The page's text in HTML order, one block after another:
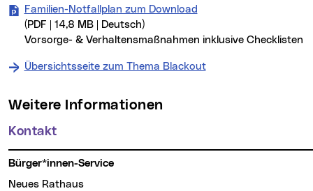
Familien-Notfallplan zum Download
(PDF | 14,8 MB | Deutsch)
Vorsorge- & Verhaltensmaßnahmen inklusive Checklisten
Übersichtsseite zum Thema Blackout
Weitere Informationen
Kontakt
Bürger*innen-Service
Neues Rathaus